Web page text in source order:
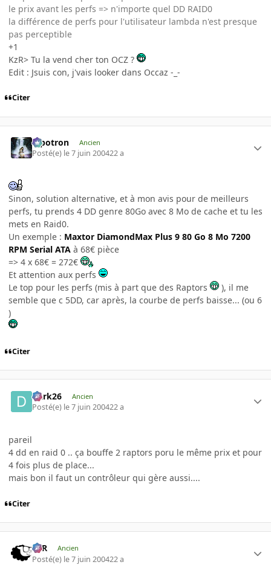
le prix avant les perfs => n'importe quel DD RAID0
la différence de perfs pour l'utilisateur lambda n'est presque
pas perceptible
+1
KzR> Tu la vend cher ton OCZ ?
Edit : Jsuis con, j'vais looker dans Occaz -_-
Citer
Pipotron Ancien
Posté(e) le 7 juin 200422 a
Sinon, solution alternative, et à mon avis pour de meilleurs
perfs, tu prends 4 DD genre 80Go avec 8 Mo de cache et tu les
mets en Raid0.
Un exemple : Maxtor DiamondMax Plus 9 80 Go 8 Mo 7200
RPM Serial ATA à 68€ pièce
=> 4 x 68€ = 272€
Et attention aux perfs
Le top pour les perfs (mis à part que des Raptors
), il me
semble que c 5DD, car après, la courbe de perfs baisse... (ou 6
)
Citer
Dark26 Ancien
Posté(e) le 7 juin 200422 a
pareil
4 dd en raid 0 .. ça bouffe 2 raptors poru le même prix et pour
4 fois plus de place...
mais bon il faut un contrôleur qui gère aussi....
Citer
KzR Ancien
Posté(e) le 7 juin 200422 a